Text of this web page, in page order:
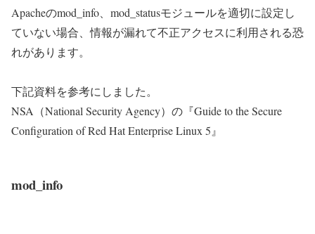
Apacheのmod_info、mod_statusモジュールを適切に設定し
ていない場合、情報が漏れて不正アクセスに利用される恐
れがあります。
下記資料を参考にしました。
NSA（National Security Agency）の『Guide to the Secure
Configuration of Red Hat Enterprise Linux 5』
mod_info